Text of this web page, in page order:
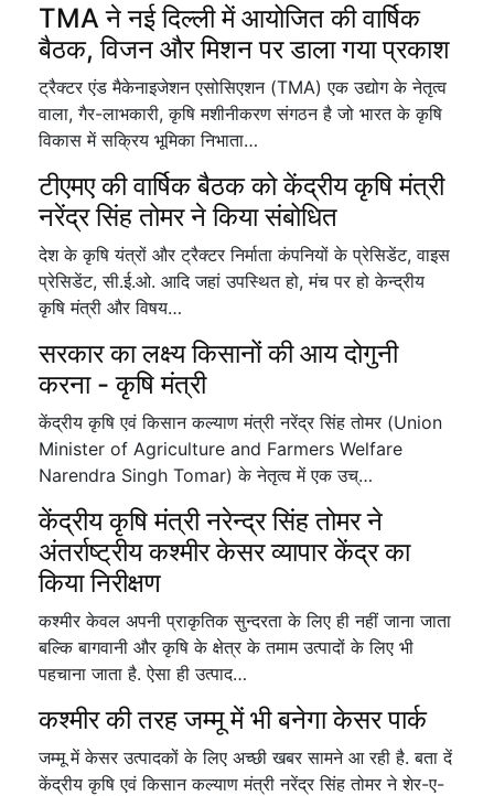
TMA ने नई दिल्ली में आयोजित की वार्षिक
बैठक, विजन और मिशन पर डाला गया प्रकाश
ट्रैक्टर एंड मैकेनाइजेशन एसोसिएशन (TMA) एक उद्योग के नेतृत्व
वाला, गैर-लाभकारी, कृषि मशीनीकरण संगठन है जो भारत के कृषि
विकास में सक्रिय भूमिका निभाता…
टीएमए की वार्षिक बैठक को केंद्रीय कृषि मंत्री
नरेंद्र सिंह तोमर ने किया संबोधित
देश के कृषि यंत्रों और ट्रैक्टर निर्माता कंपनियों के प्रेसिडेंट, वाइस
प्रेसिडेंट, सी.ई.ओ. आदि जहां उपस्थित हो, मंच पर हो केन्द्रीय
कृषि मंत्री और विषय…
सरकार का लक्ष्य किसानों की आय दोगुनी
करना - कृषि मंत्री
केंद्रीय कृषि एवं किसान कल्याण मंत्री नरेंद्र सिंह तोमर (Union
Minister of Agriculture and Farmers Welfare
Narendra Singh Tomar) के नेतृत्व में एक उच्…
केंद्रीय कृषि मंत्री नरेन्द्र सिंह तोमर ने
अंतर्राष्ट्रीय कश्मीर केसर व्यापार केंद्र का
किया निरीक्षण
कश्मीर केवल अपनी प्राकृतिक सुन्दरता के लिए ही नहीं जाना जाता
बल्कि बागवानी और कृषि के क्षेत्र के तमाम उत्पादों के लिए भी
पहचाना जाता है. ऐसा ही उत्पाद…
कश्मीर की तरह जम्मू में भी बनेगा केसर पार्क
जम्मू में केसर उत्पादकों के लिए अच्छी खबर सामने आ रही है. बता दें
केंद्रीय कृषि एवं किसान कल्याण मंत्री नरेंद्र सिंह तोमर ने शेर-ए-